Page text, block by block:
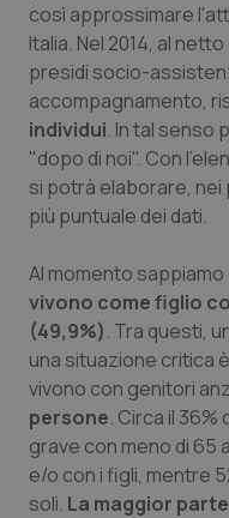
Tumori del
Tumori
Ulcera &
Vaccini
così approssimare
Italia. Nel 2014, al
presidi socio-
accompagnamento,
individui. In tal senso
"dopo di noi". Con
si potrà elaborare, nei
più puntuale dei dati.
Al momento
vivono come figlio
(49,9%). Tra questi,
una situazione critica
vivono con genitori
persone. Circa il
grave con meno di 65
e/o con i figli, mentre
soli. La maggior